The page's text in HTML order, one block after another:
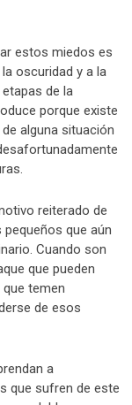
estos miedos es
oscuridad y a la
de la
porque existe
alguna situación
reiterado de
que aún
Cuando son
que pueden
temen
de esos
a
que sufren de este